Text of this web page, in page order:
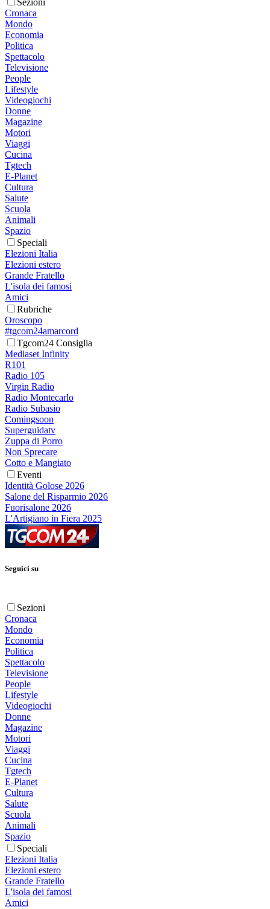
Sezioni
Cronaca
Mondo
Economia
Politica
Spettacolo
Televisione
People
Lifestyle
Videogiochi
Donne
Magazine
Motori
Viaggi
Cucina
Tgtech
E-Planet
Cultura
Salute
Scuola
Animali
Spazio
Speciali
Elezioni Italia
Elezioni estero
Grande Fratello
L'isola dei famosi
Amici
Rubriche
Oroscopo
#tgcom24amarcord
Tgcom24 Consiglia
Mediaset Infinity
R101
Radio 105
Virgin Radio
Radio Montecarlo
Radio Subasio
Comingsoon
Superguidatv
Zuppa di Porro
Non Sprecare
Cotto e Mangiato
Eventi
Identità Golose 2026
Salone del Risparmio 2026
Fuorisalone 2026
L'Artigiano in Fiera 2025
Seguici su
Sezioni
Cronaca
Mondo
Economia
Politica
Spettacolo
Televisione
People
Lifestyle
Videogiochi
Donne
Magazine
Motori
Viaggi
Cucina
Tgtech
E-Planet
Cultura
Salute
Scuola
Animali
Spazio
Speciali
Elezioni Italia
Elezioni estero
Grande Fratello
L'isola dei famosi
Amici